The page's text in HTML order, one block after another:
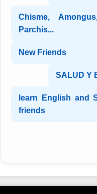
Chisme,
Parchís...
New Friends
SALUD Y
learn English and
friends